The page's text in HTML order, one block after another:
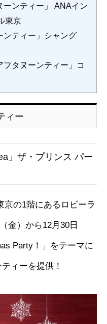
ンティー」 ANAイン
東京
ティー」シャング
タヌーンティー」コ
ィー
」ザ・プリンス パー
の1階にあるロビーラ
金）から12月30日
Party！」をテーマに
ィーを提供！